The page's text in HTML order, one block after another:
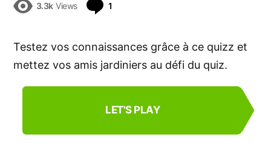
3.3k Views 1
Testez vos connaissances grâce à ce quizz et
mettez vos amis jardiniers au défi du quiz.
LET'S PLAY